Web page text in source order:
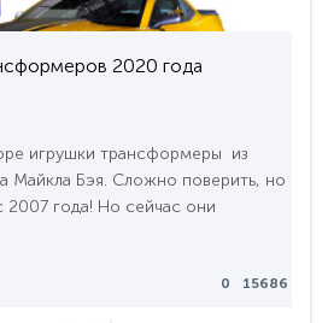
2020 года
игрушки трансформеры из
Майкла Бэя. Сложно поверить, но
года! Но сейчас они
2018 где мы видим классическую
со злом.Такие игрушки могут
0
15686